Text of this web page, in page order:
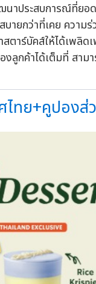
าประสบการณ์ที่ยอ
บายกว่าที่เคย ควา
สตาร์บัคส์ให้ได้เพ
งลูกค้าได้เต็มที่ สา
ไทย+คูปอง